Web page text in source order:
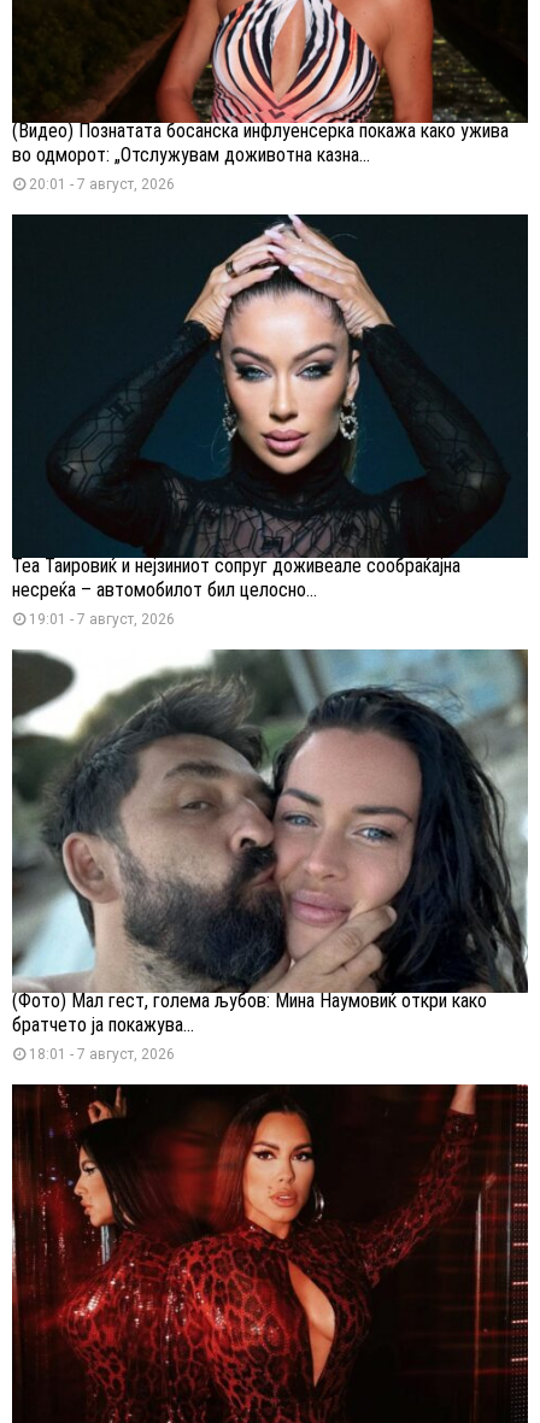
(Видео) Познатата босанска инфлуенсерка покажа како ужива
во одморот: „Отслужувам доживотна казна...
20:01 - 7 август, 2026
Теа Таировиќ и нејзиниот сопруг доживеале сообраќајна
несреќа – автомобилот бил целосно...
19:01 - 7 август, 2026
(Фото) Мал гест, голема љубов: Мина Наумовиќ откри како
братчето ја покажува...
18:01 - 7 август, 2026